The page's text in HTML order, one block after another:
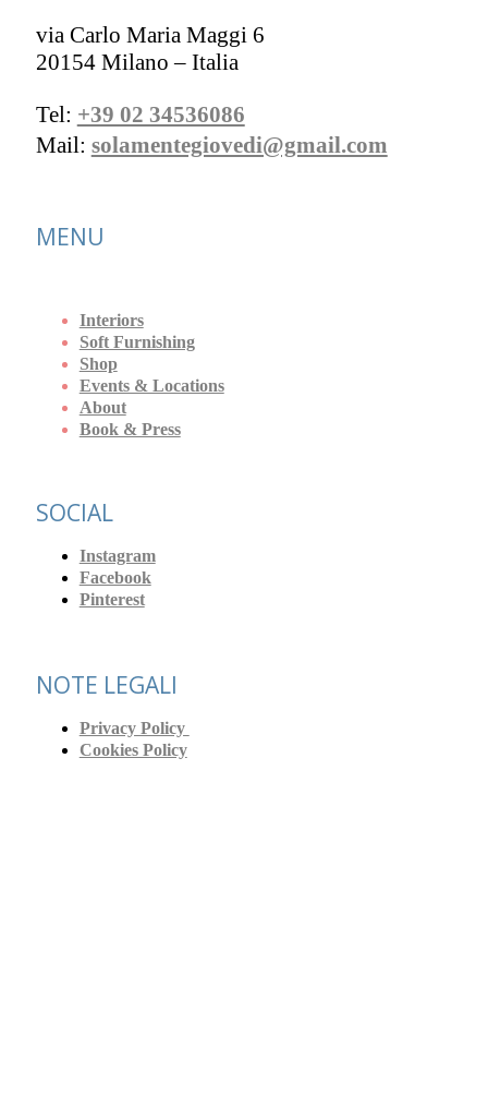
via Carlo Maria Maggi 6
20154 Milano – Italia
Tel: +39 02 34536086
Mail: solamentegiovedi@gmail.com
MENU
Interiors
Soft Furnishing
Shop
Events & Locations
About
Book & Press
SOCIAL
Instagram
Facebook
Pinterest
NOTE LEGALI
Privacy Policy
Cookies Policy